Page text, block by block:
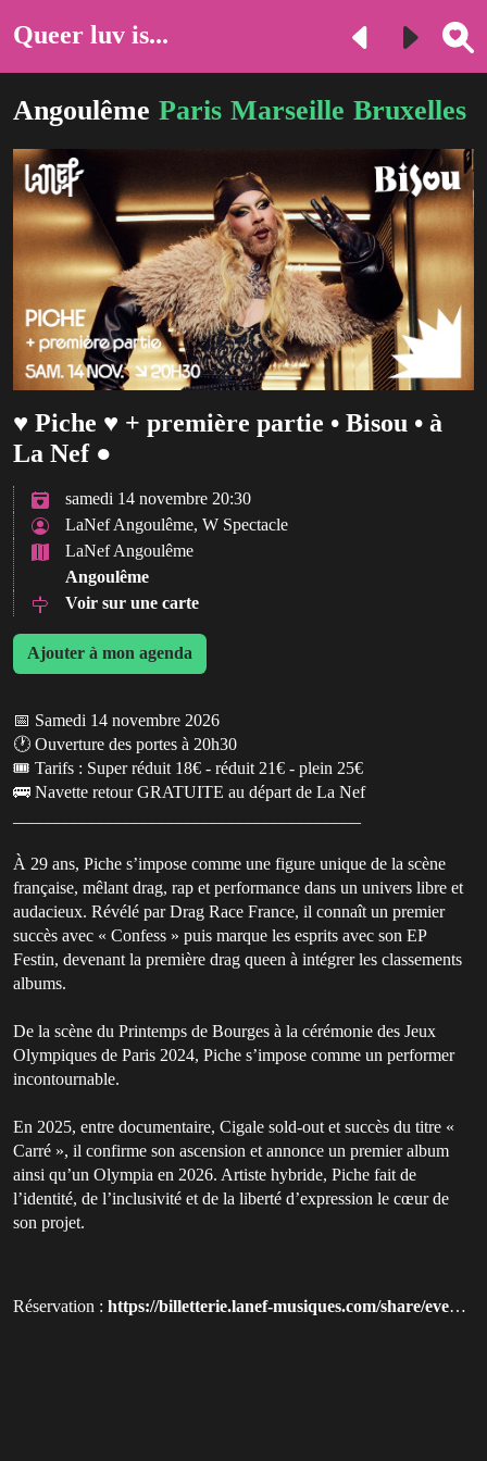
Queer luv is...
Angoulême Paris Marseille Bruxelles
♥ Piche ♥ + première partie • Bisou • à
La Nef ●
samedi 14 novembre 20:30
LaNef Angoulême, W Spectacle
LaNef Angoulême
Angoulême
Voir sur une carte
Ajouter à mon agenda
📅 Samedi 14 novembre 2026
🕐 Ouverture des portes à 20h30
🎟️ Tarifs : Super réduit 18€ - réduit 21€ - plein 25€
🚌 Navette retour GRATUITE au départ de La Nef
À 29 ans, Piche s’impose comme une figure unique de la scène
française, mêlant drag, rap et performance dans un univers libre et
audacieux. Révélé par Drag Race France, il connaît un premier
succès avec « Confess » puis marque les esprits avec son EP
Festin, devenant la première drag queen à intégrer les classements
albums.
De la scène du Printemps de Bourges à la cérémonie des Jeux
Olympiques de Paris 2024, Piche s’impose comme un performer
incontournable.
En 2025, entre documentaire, Cigale sold-out et succès du titre «
Carré », il confirme son ascension et annonce un premier album
ainsi qu’un Olympia en 2026. Artiste hybride, Piche fait de
l’identité, de l’inclusivité et de la liberté d’expression le cœur de
son projet.
Réservation : https://billetterie.lanef-musiques.com/share/event/331-PICHE-premiere-partie?utm_source=qluvis.com